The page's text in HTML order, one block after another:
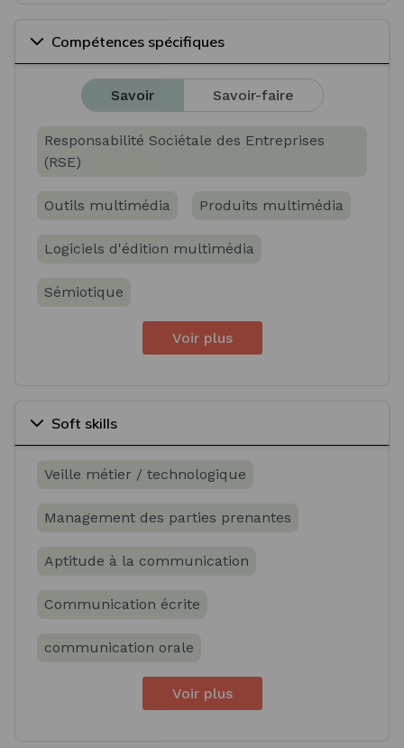
Compétences spécifiques
Savoir Savoir-faire
Responsabilité Sociétale des Entreprises
(RSE)
Outils multimédia Produits multimédia
Logiciels d'édition multimédia
Sémiotique
Voir plus
Soft skills
Veille métier / technologique
Management des parties prenantes
Aptitude à la communication
Communication écrite
communication orale
Voir plus